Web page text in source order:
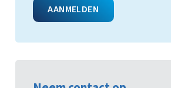
AANMELDEN